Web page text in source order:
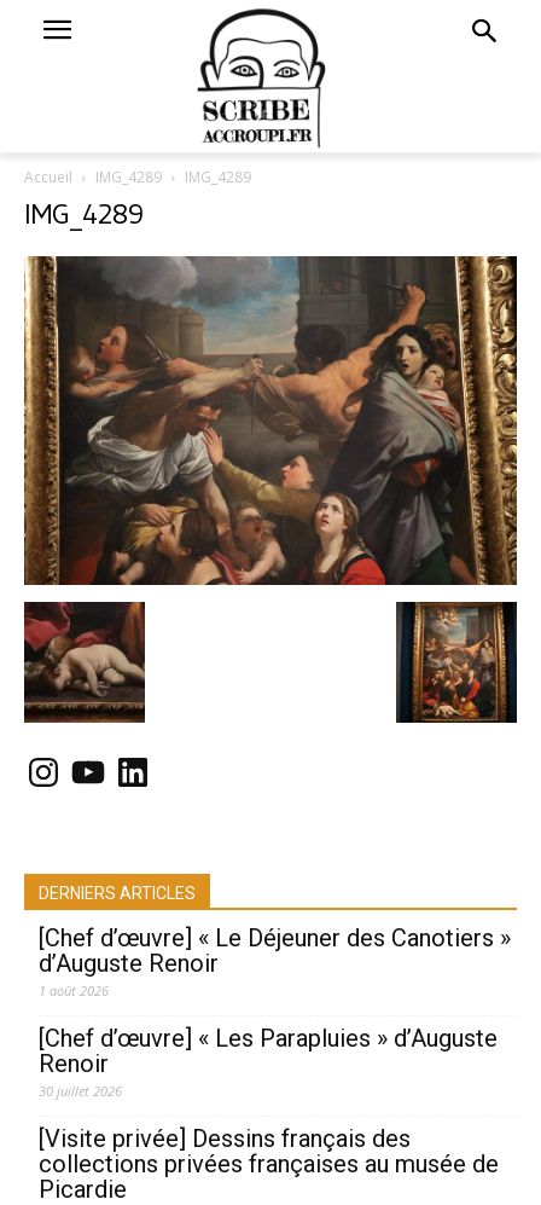
Accueil IMG_4289 IMG_4289
IMG_4289
Instagram
YouTubeLinkedIn
DERNIERS ARTICLES
[Chef d’œuvre] « Le Déjeuner des Canotiers »
d’Auguste Renoir
1 août 2026
[Chef d’œuvre] « Les Parapluies » d’Auguste
Renoir
30 juillet 2026
[Visite privée] Dessins français des
collections privées françaises au musée de
Picardie